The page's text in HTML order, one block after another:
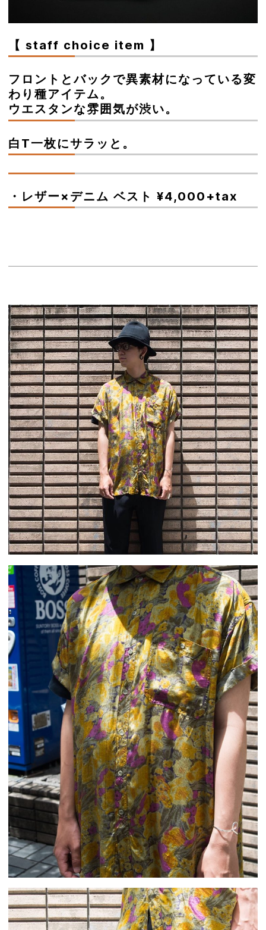
【 staff choice item 】
フロントとバックで異素材になっている変
わり種アイテム。
ウエスタンな雰囲気が渋い。
白T一枚にサラッと。
・レザー×デニム ベスト ¥4,000+tax